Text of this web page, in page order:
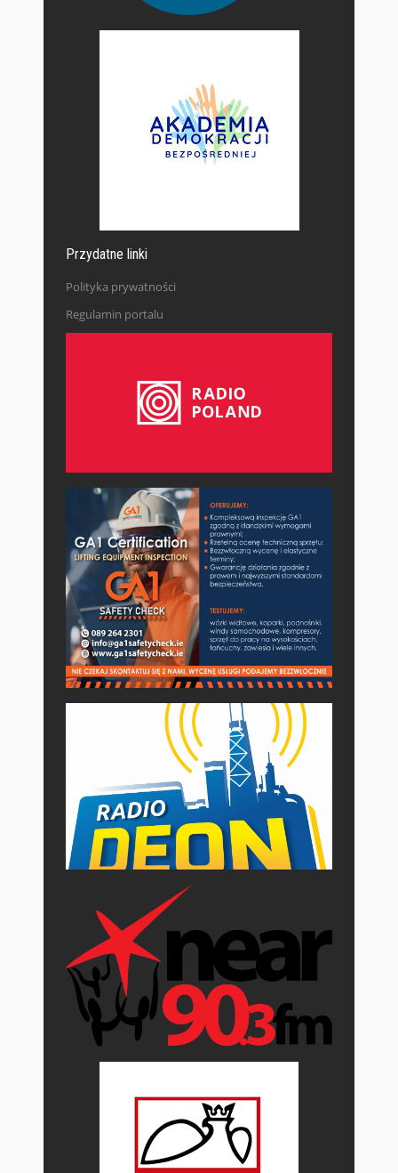
Przydatne linki
Polityka prywatności
Regulamin portalu